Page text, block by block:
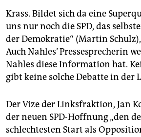
Krass. Bildet sich da eine
uns nur noch die SPD, das
der Demokratie“ (Martin
Auch Nahles’ Pressesprecherin
Nahles diese Information hat.
gibt keine solche Debatte in der
Der Vize der Linksfraktion, Jan
der neuen SPD-Hoffnung „den
schlechtesten Start als